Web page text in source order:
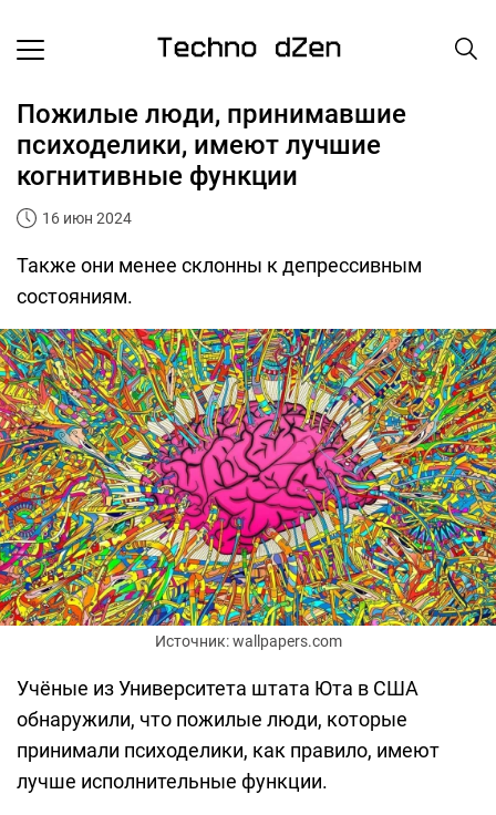
Пожилые люди, принимавшие
психоделики, имеют лучшие
когнитивные функции
16 июн 2024
Также они менее склонны к депрессивным
состояниям.
Источник: wallpapers.com
Учёные из Университета штата Юта в США
обнаружили, что пожилые люди, которые
принимали психоделики, как правило, имеют
лучше исполнительные функции.